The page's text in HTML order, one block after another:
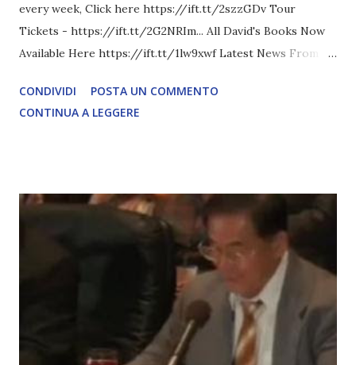
every week, Click here https://ift.tt/2szzGDv Tour
Tickets - https://ift.tt/2G2NRIm... All David's Books Now
Available Here https://ift.tt/1lw9xwf Latest News From
COMPLETO - fonte
CONDIVIDI
POSTA UN COMMENTO
CONTINUA A LEGGERE